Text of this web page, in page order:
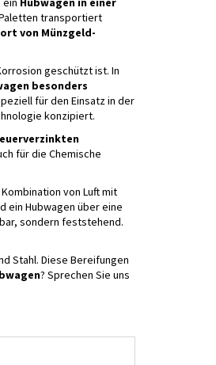
transportiert
von Münzgeld-
geschützt ist. In
besonders
für den Einsatz in der
konzipiert.
für die Chemische
von Luft mit
ein Hubwagen über eine
sondern feststehend.
Stahl. Diese Bereifungen
? Sprechen Sie uns